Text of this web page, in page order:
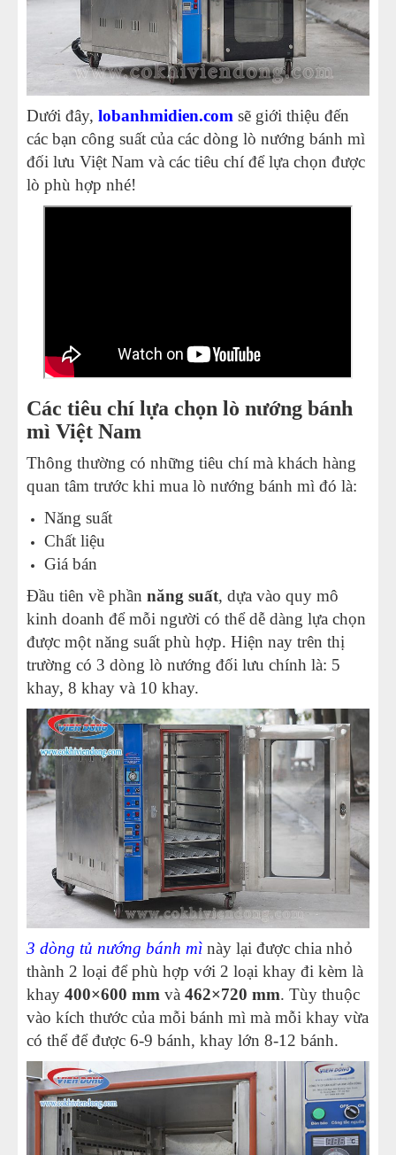
Dưới đây, lobanhmidien.com sẽ giới thiệu đến
các bạn công suất của các dòng lò nướng bánh mì
đối lưu Việt Nam và các tiêu chí để lựa chọn được
lò phù hợp nhé!
Các tiêu chí lựa chọn lò nướng bánh
mì Việt Nam
Thông thường có những tiêu chí mà khách hàng
quan tâm trước khi mua lò nướng bánh mì đó là:
Năng suất
Chất liệu
Giá bán
Đầu tiên về phần năng suất, dựa vào quy mô
kinh doanh để mỗi người có thể dễ dàng lựa chọn
được một năng suất phù hợp. Hiện nay trên thị
trường có 3 dòng lò nướng đối lưu chính là: 5
khay, 8 khay và 10 khay.
3 dòng tủ nướng bánh mì này lại được chia nhỏ
thành 2 loại để phù hợp với 2 loại khay đi kèm là
khay 400×600 mm và 462×720 mm. Tùy thuộc
vào kích thước của mỗi bánh mì mà mỗi khay vừa
có thể để được 6-9 bánh, khay lớn 8-12 bánh.